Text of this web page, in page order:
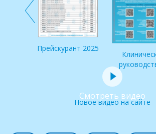
Прейскурант 2025
Смотреть видео
Новое видео на сайте